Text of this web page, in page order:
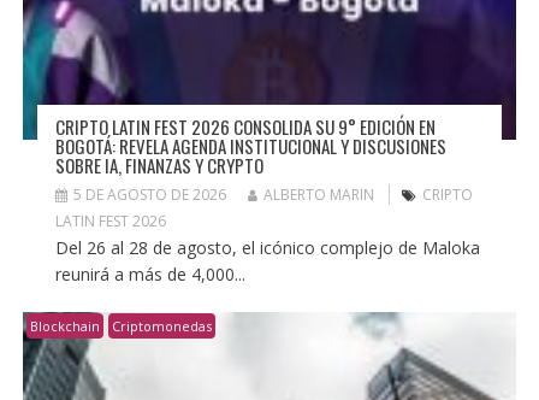
CRIPTO LATIN FEST 2026 CONSOLIDA SU 9° EDICIÓN EN
BOGOTÁ: REVELA AGENDA INSTITUCIONAL Y DISCUSIONES
SOBRE IA, FINANZAS Y CRYPTO
5 DE AGOSTO DE 2026 ALBERTO MARIN
CRIPTO
LATIN FEST 2026
Del 26 al 28 de agosto, el icónico complejo de Maloka
reunirá a más de 4,000...
Blockchain Criptomonedas